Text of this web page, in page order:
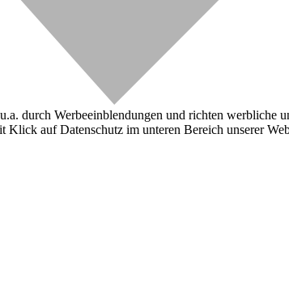
durch Werbeeinblendungen und richten
auf Datenschutz im unteren Bereich unserer